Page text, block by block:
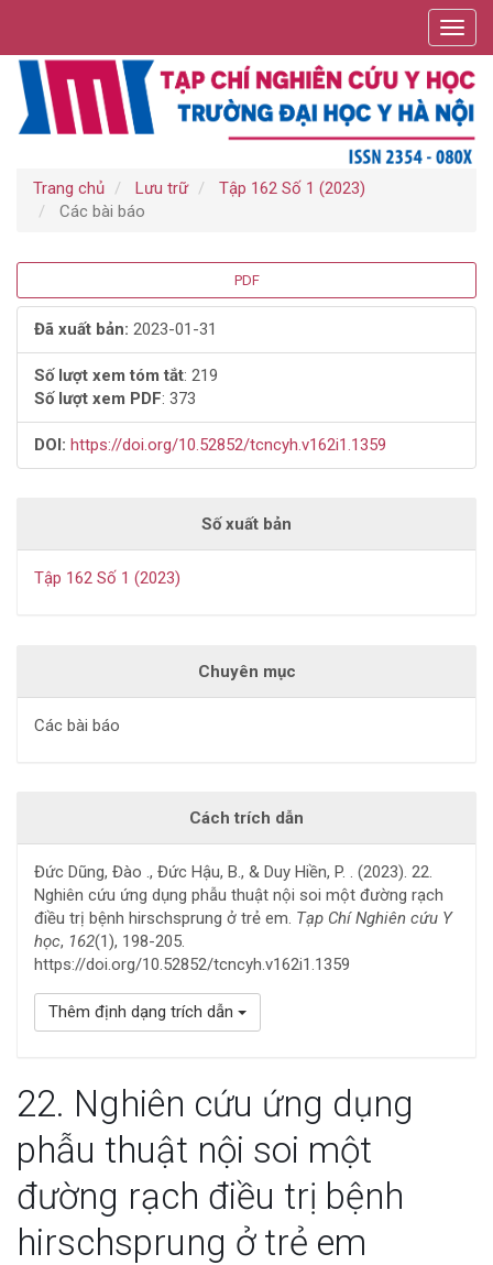
chính
Nội
dung
chính
Trang chủ Lưu trữ
Tập 162 Số 1 (2023)
Các bài báo
Thanh
bên
bài
viết
PDF
Đã xuất bản: 2023-01-31
Số lượt xem tóm tắt: 219
Số lượt xem PDF: 373
DOI: https://doi.org/10.52852/tcncyh.v162i1.1359
Số xuất bản
Tập 162 Số 1 (2023)
Chuyên mục
Các bài báo
Cách trích dẫn
Đức Dũng, Đào ., Đức Hậu, B., & Duy Hiền, P. . (2023). 22.
Nghiên cứu ứng dụng phẫu thuật nội soi một đường rạch
điều trị bệnh hirschsprung ở trẻ em. Tạp Chí Nghiên cứu Y
học, 162(1), 198-205.
https://doi.org/10.52852/tcncyh.v162i1.1359
Thêm định dạng trích dẫn
22. Nghiên cứu ứng dụng
phẫu thuật nội soi một
đường rạch điều trị bệnh
hirschsprung ở trẻ em